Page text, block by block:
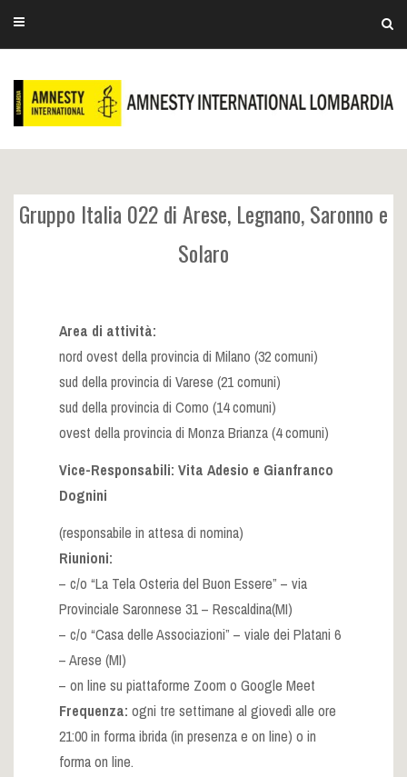
Gruppo Italia 022 di Arese, Legnano, Saronno e
Solaro
Area di attività:
nord ovest della provincia di Milano (32 comuni)
sud della provincia di Varese (21 comuni)
sud della provincia di Como (14 comuni)
ovest della provincia di Monza Brianza (4 comuni)
Vice-Responsabili: Vita Adesio e Gianfranco
Dognini
(responsabile in attesa di nomina)
Riunioni:
– c/o “La Tela Osteria del Buon Essere” – via
Provinciale Saronnese 31 – Rescaldina(MI)
– c/o “Casa delle Associazioni” – viale dei Platani 6
– Arese (MI)
– on line su piattaforme Zoom o Google Meet
Frequenza: ogni tre settimane al giovedì alle ore
21:00 in forma ibrida (in presenza e on line) o in
forma on line.